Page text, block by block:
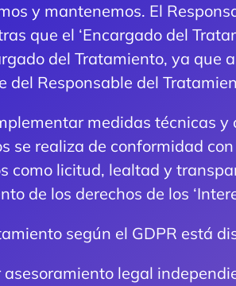
y mantenemos. El
que el ‘Encargado del
del Tratamiento, ya que
del Responsable del
medidas técnicas
realiza de conformidad con
como licitud, lealtad y
de los derechos de los
según el GDPR está
legal